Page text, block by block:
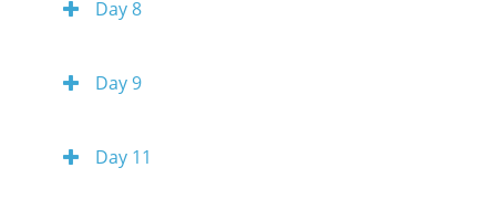
Day 8
Day 9
Day 11